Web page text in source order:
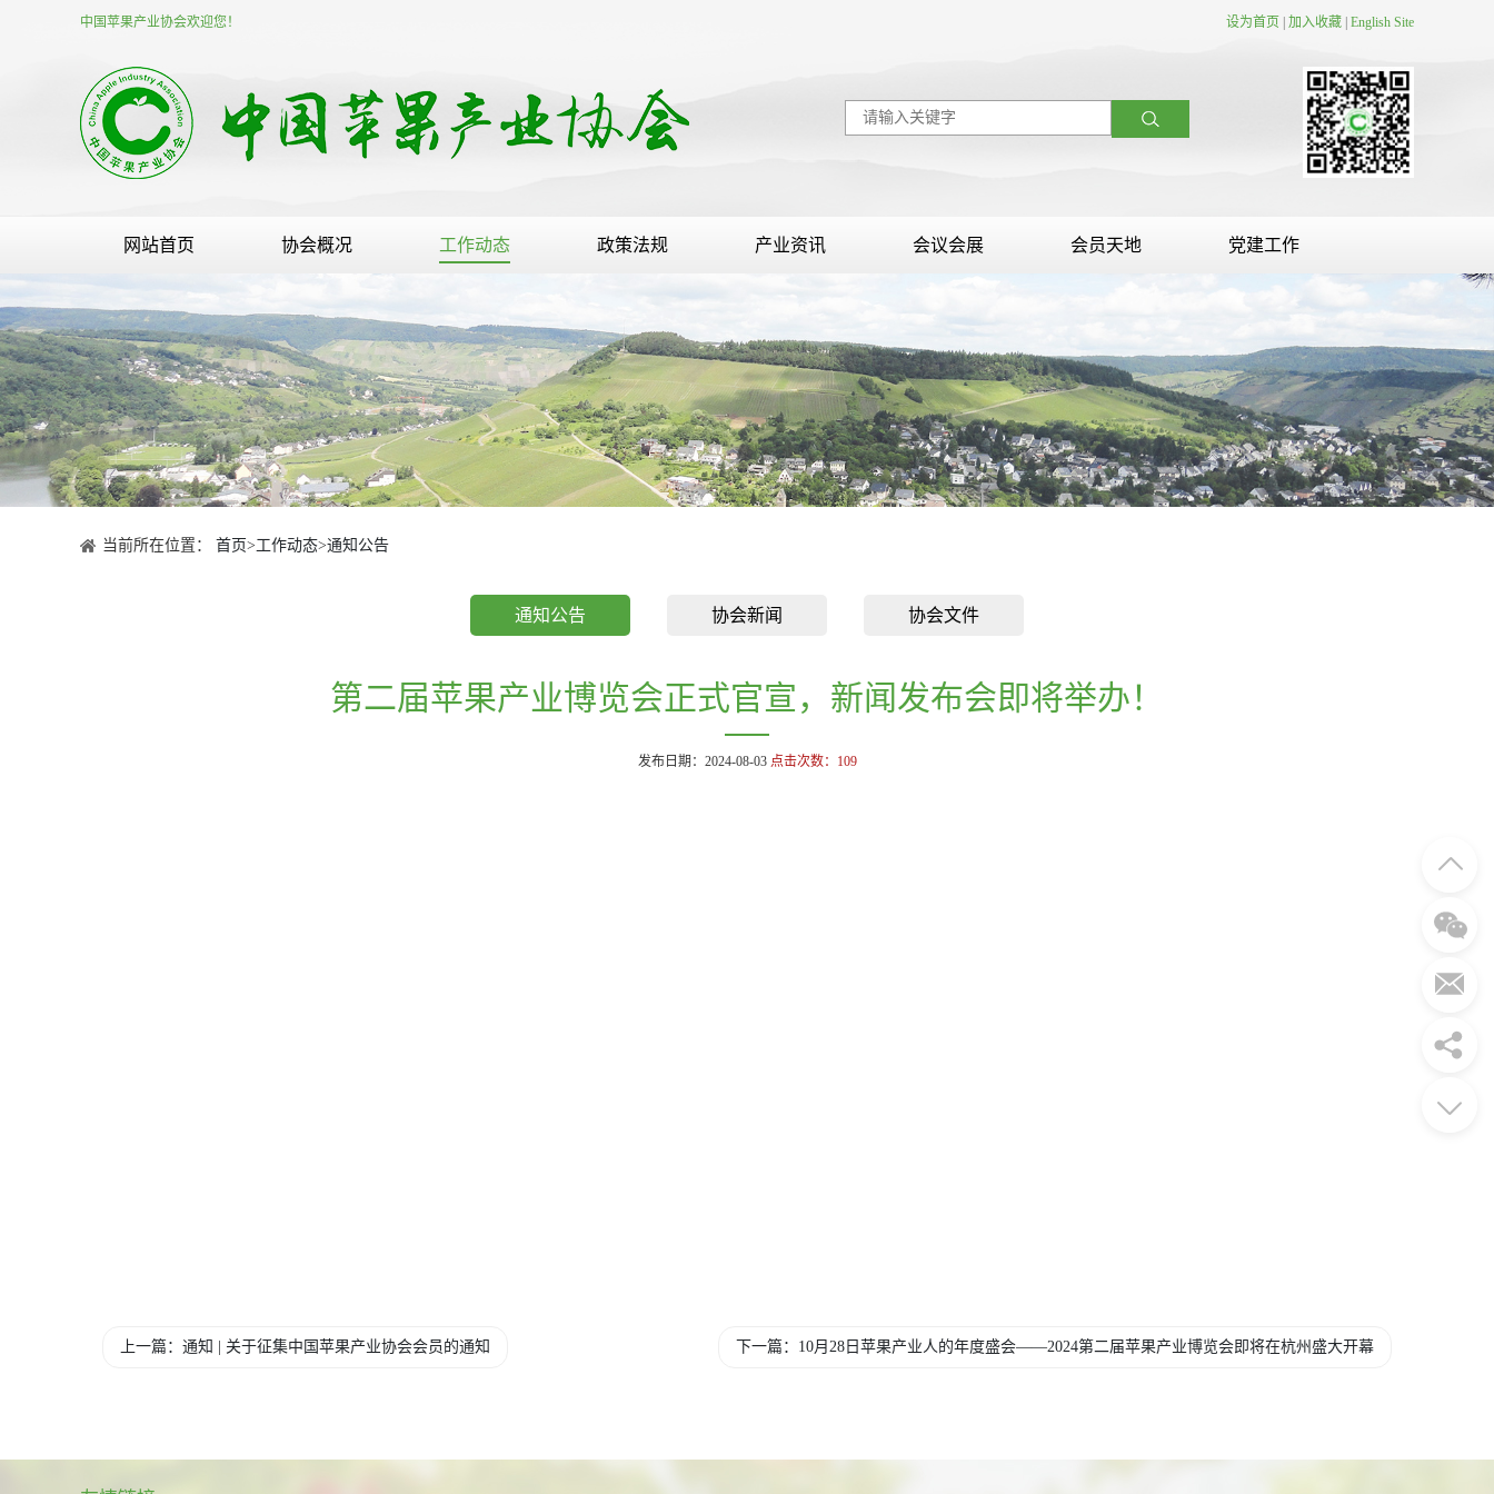
中国苹果产业协会欢迎您！ 设为首页 加入收藏 English Site
网站首页 协会概况 工作动态 政策法规 产业资讯 会议会展 会员天地 党建工作
当前所在位置： 首页>工作动态>通知公告
通知公告 协会新闻 协会文件
第二届苹果产业博览会正式官宣，新闻发布会即将举办！
发布日期：2024-08-03 点击次数： 109
上一篇：通知 | 关于征集中国苹果产业协会会员的通知 下一篇：10月28日苹果产业人的年度盛会——2024第二届苹果产业博览会即将在杭州盛大开幕